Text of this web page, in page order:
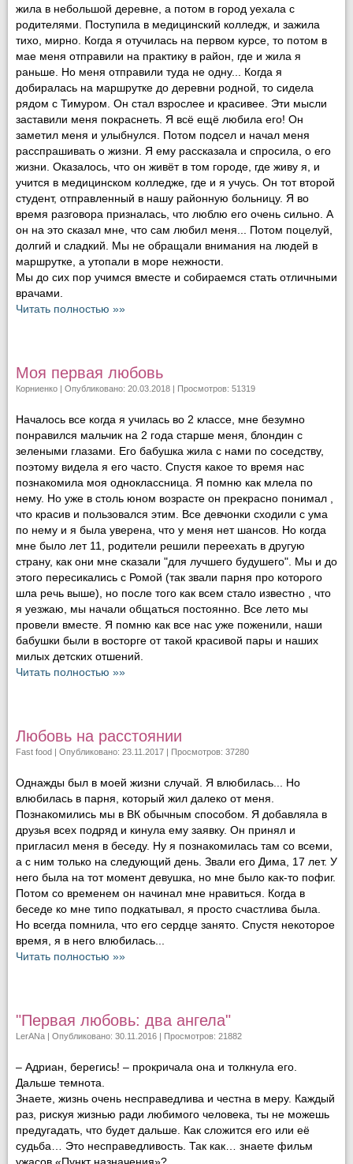
жила в небольшой деревне, а потом в город уехала с
родителями. Поступила в медицинский колледж, и зажила
тихо, мирно. Когда я отучилась на первом курсе, то потом в
мае меня отправили на практику в район, где и жила я
раньше. Но меня отправили туда не одну... Когда я
добиралась на маршрутке до деревни родной, то сидела
рядом с Тимуром. Он стал взрослее и красивее. Эти мысли
заставили меня покраснеть. Я всё ещё любила его! Он
заметил меня и улыбнулся. Потом подсел и начал меня
расспрашивать о жизни. Я ему рассказала и спросила, о его
жизни. Оказалось, что он живёт в том городе, где живу я, и
учится в медицинском колледже, где и я учусь. Он тот второй
студент, отправленный в нашу районную больницу. Я во
время разговора призналась, что люблю его очень сильно. А
он на это сказал мне, что сам любил меня... Потом поцелуй,
долгий и сладкий. Мы не обращали внимания на людей в
маршрутке, а утопали в море нежности.
Мы до сих пор учимся вместе и собираемся стать отличными
врачами.
Читать полностью »»
Моя первая любовь
Корниенко | Опубликовано: 20.03.2018 | Просмотров: 51319
Началось все когда я училась во 2 классе, мне безумно
понравился мальчик на 2 года старше меня, блондин с
зелеными глазами. Его бабушка жила с нами по соседству,
поэтому видела я его часто. Спустя какое то время нас
познакомила моя одноклассница. Я помню как млела по
нему. Но уже в столь юном возрасте он прекрасно понимал ,
что красив и пользовался этим. Все девчонки сходили с ума
по нему и я была уверена, что у меня нет шансов. Но когда
мне было лет 11, родители решили переехать в другую
страну, как они мне сказали "для лучшего будушего". Мы и до
этого пересикались с Ромой (так звали парня про которого
шла речь выше), но после того как всем стало известно , что
я уезжаю, мы начали общаться постоянно. Все лето мы
провели вместе. Я помню как все нас уже поженили, наши
бабушки были в восторге от такой красивой пары и наших
милых детских отшений.
Читать полностью »»
Любовь на расстоянии
Fast food | Опубликовано: 23.11.2017 | Просмотров: 37280
Однажды был в моей жизни случай. Я влюбилась... Но
влюбилась в парня, который жил далеко от меня.
Познакомились мы в ВК обычным способом. Я добавляла в
друзья всех подряд и кинула ему заявку. Он принял и
пригласил меня в беседу. Ну я познакомилась там со всеми,
а с ним только на следующий день. Звали его Дима, 17 лет. У
него была на тот момент девушка, но мне было как-то пофиг.
Потом со временем он начинал мне нравиться. Когда в
беседе ко мне типо подкатывал, я просто счастлива была.
Но всегда помнила, что его сердце занято. Спустя некоторое
время, я в него влюбилась...
Читать полностью »»
"Первая любовь: два ангела"
LerANa | Опубликовано: 30.11.2016 | Просмотров: 21882
– Адриан, берегись! – прокричала она и толкнула его.
Дальше темнота.
Знаете, жизнь очень несправедлива и честна в меру. Каждый
раз, рискуя жизнью ради любимого человека, ты не можешь
предугадать, что будет дальше. Как сложится его или её
судьба… Это несправедливость. Так как… знаете фильм